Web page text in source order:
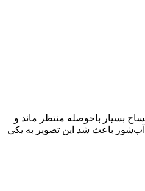
بسیار باحوصله منتظر ماند و
باعث شد این تصویر به یکی